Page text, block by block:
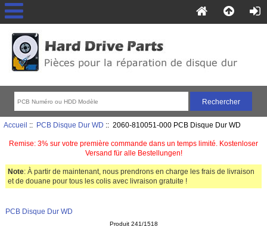
Accueil :: PCB Disque Dur WD :: 2060-810051-000 PCB Disque Dur WD
Remise: 3% sur votre première commande dans un temps limité. Kostenloser
Versand für alle Bestellungen!
Note: À partir de maintenant, nous prendrons en charge les frais de livraison
et de douane pour tous les colis avec livraison gratuite !
PCB Disque Dur WD
Produit 241/1518